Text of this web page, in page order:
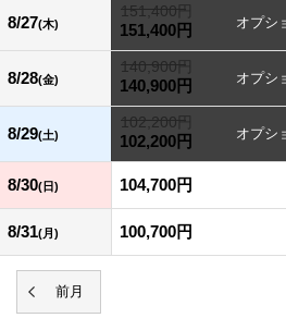
8/27(木)
151,400円
151,400円
8/28(金)
140,900円
140,900円
8/29(土)
102,200円
102,200円
8/30(日) 104,700円
8/31(月) 100,700円